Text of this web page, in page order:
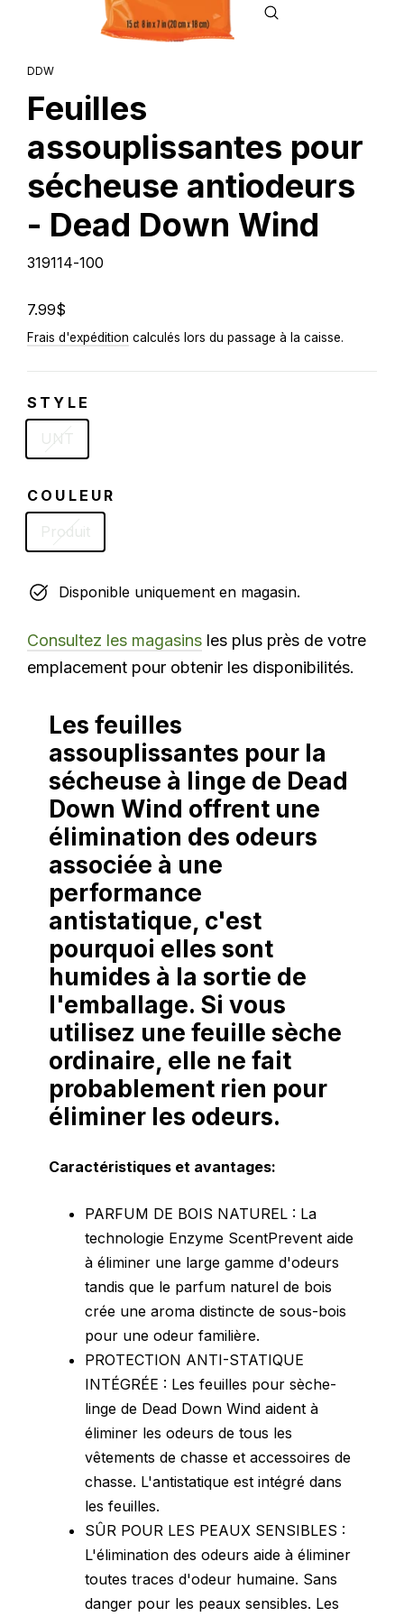
DDW
Feuilles
assouplissantes pour
sécheuse antiodeurs
- Dead Down Wind
319114-100
Prix
régulier
7.99$
Frais d'expédition calculés lors du passage à la caisse.
STYLE
UNT
COULEUR
Produit
Disponible uniquement en magasin.
Consultez les magasins les plus près de votre
emplacement pour obtenir les disponibilités.
Les feuilles
assouplissantes pour la
sécheuse à linge de Dead
Down Wind offrent une
élimination des odeurs
associée à une
performance
antistatique, c'est
pourquoi elles sont
humides à la sortie de
l'emballage. Si vous
utilisez une feuille sèche
ordinaire, elle ne fait
probablement rien pour
éliminer les odeurs.
Caractéristiques et avantages:
PARFUM DE BOIS NATUREL : La
technologie Enzyme ScentPrevent aide
à éliminer une large gamme d'odeurs
tandis que le parfum naturel de bois
crée une aroma distincte de sous-bois
pour une odeur familière.
PROTECTION ANTI-STATIQUE
INTÉGRÉE : Les feuilles pour sèche-
linge de Dead Down Wind aident à
éliminer les odeurs de tous les
vêtements de chasse et accessoires de
chasse. L'antistatique est intégré dans
les feuilles.
SÛR POUR LES PEAUX SENSIBLES :
L'élimination des odeurs aide à éliminer
toutes traces d'odeur humaine. Sans
danger pour les peaux sensibles. Les